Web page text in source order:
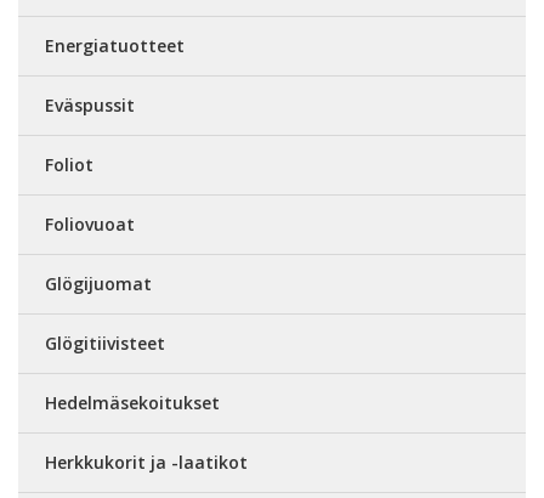
Energiatuotteet
Eväspussit
Foliot
Foliovuoat
Glögijuomat
Glögitiivisteet
Hedelmäsekoitukset
Herkkukorit ja -laatikot